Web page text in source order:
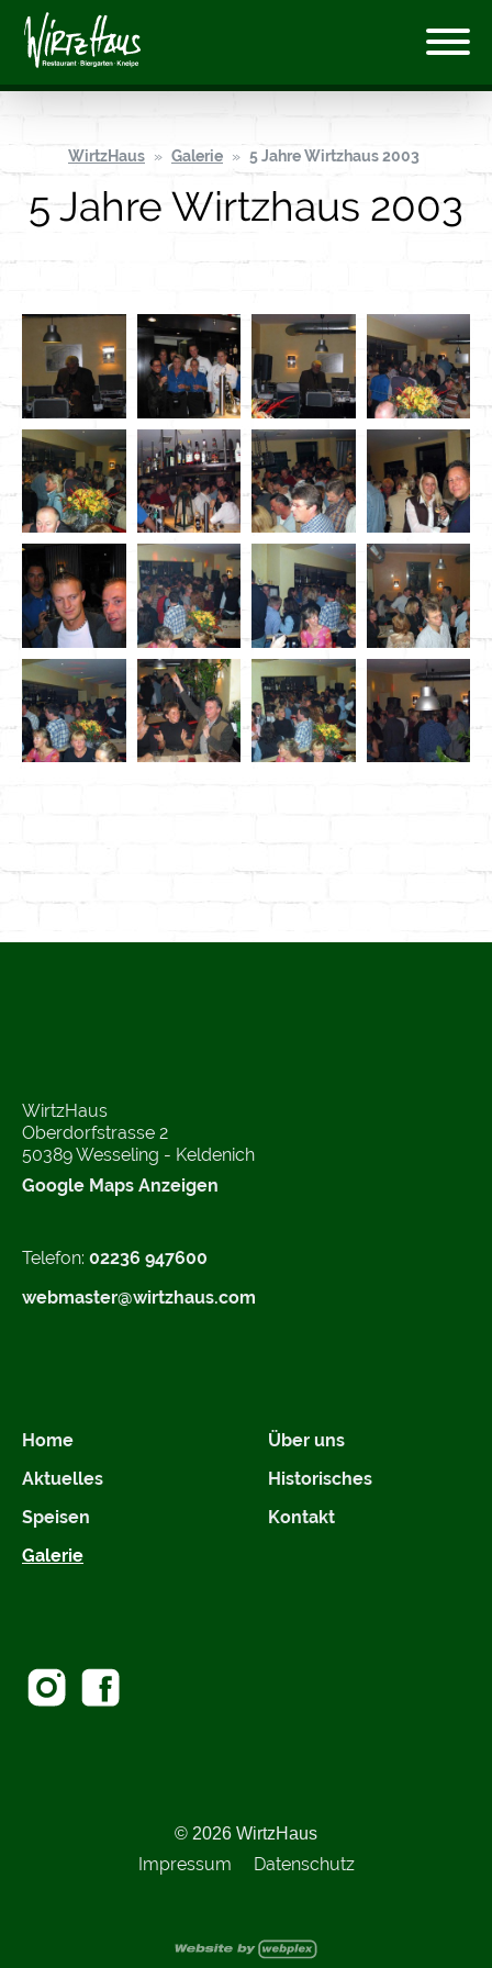
WirtzHaus Galerie 5 Jahre Wirtzhaus 2003
5 Jahre Wirtzhaus 2003
WirtzHaus
Oberdorfstrasse 2
50389 Wesseling - Keldenich
Google Maps Anzeigen
Telefon: 02236 947600
webmaster@wirtzhaus.com
Home
Aktuelles
Speisen
Galerie
Über uns
Historisches
Kontakt
© 2026 WirtzHaus
Impressum Datenschutz